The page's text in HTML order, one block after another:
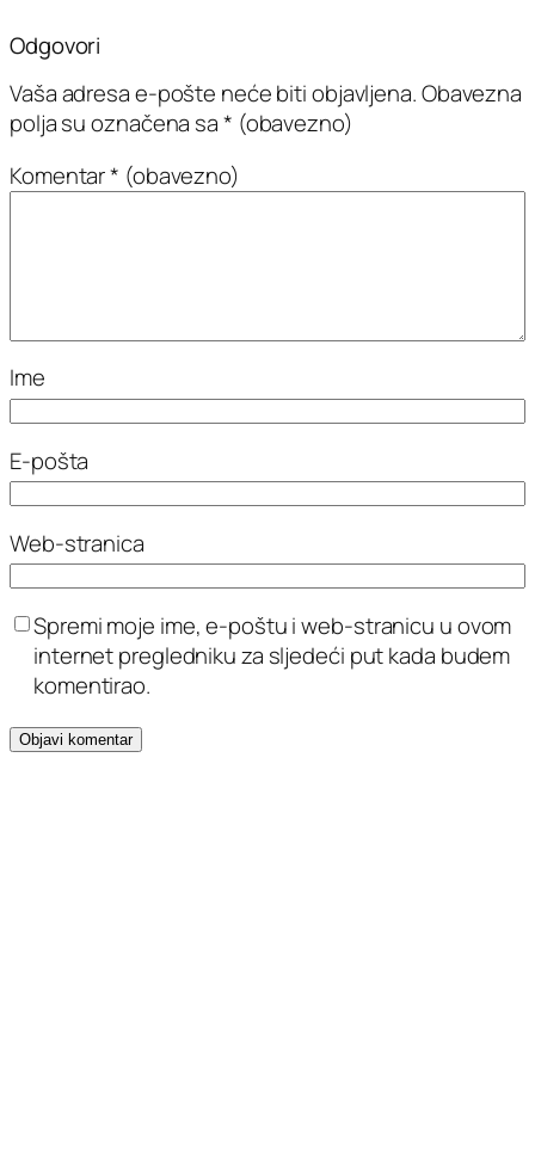
Odgovori
Vaša adresa e-pošte neće biti objavljena.Obavezna
polja su označena sa* (obavezno)
Komentar* (obavezno)
Ime
E-pošta
Web-stranica
Spremi moje ime, e-poštu i web-stranicu u ovom
internet pregledniku za sljedeći put kada budem
komentirao.